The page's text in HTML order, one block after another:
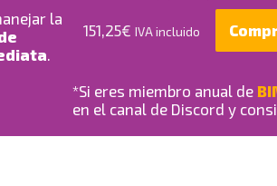
la
.
151,25€ IVA incluido
*Si eres miembro anual de
en el canal de Discord y